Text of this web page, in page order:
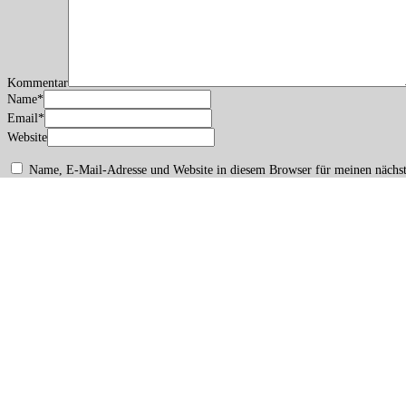
Kommentar
Name*
Email*
Website
Name, E-Mail-Adresse und Website in diesem Browser für meinen